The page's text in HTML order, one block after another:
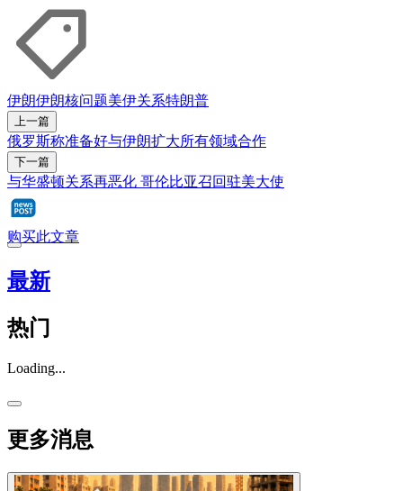
伊朗伊朗核问题美伊关系特朗普
上一篇
俄罗斯称准备好与伊朗扩大所有领域合作
下一篇
与华盛顿关系再恶化 哥伦比亚召回驻美大使
购买此文章
最新
热门
Loading...
更多消息